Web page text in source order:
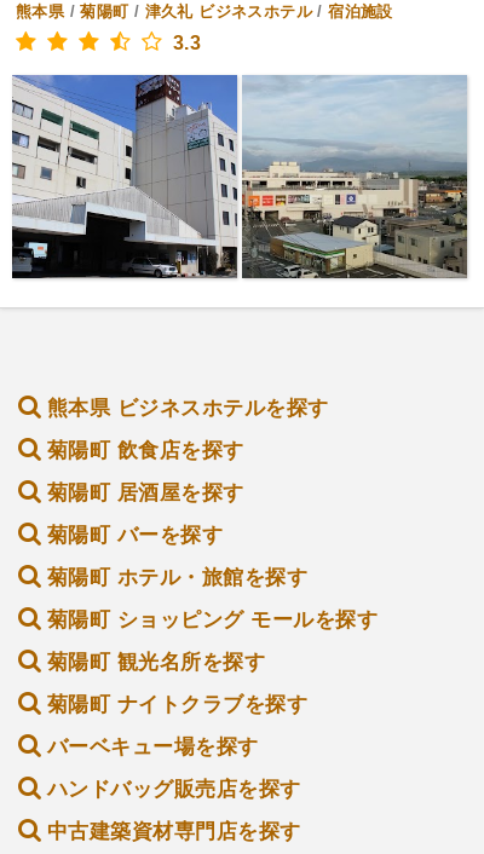
熊本県/菊陽町/ 津久礼 ビジネスホテル/宿泊施設
3.3
熊本県 ビジネスホテルを探す
菊陽町 飲食店を探す
菊陽町 居酒屋を探す
菊陽町 バーを探す
菊陽町 ホテル・旅館を探す
菊陽町 ショッピング モールを探す
菊陽町 観光名所を探す
菊陽町 ナイトクラブを探す
バーベキュー場を探す
ハンドバッグ販売店を探す
中古建築資材専門店を探す